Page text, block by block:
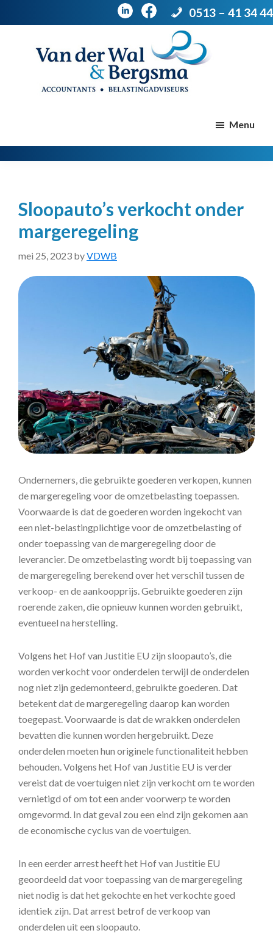
0513 – 41 34 44
Menu
Sloopauto’s verkocht onder
margeregeling
mei 25, 2023 byVDWB
Ondernemers, die gebruikte goederen verkopen, kunnen
de margeregeling voor de omzetbelasting toepassen.
Voorwaarde is dat de goederen worden ingekocht van
een niet-belastingplichtige voor de omzetbelasting of
onder toepassing van de margeregeling door de
leverancier. De omzetbelasting wordt bij toepassing van
de margeregeling berekend over het verschil tussen de
verkoop- en de aankoopprijs. Gebruikte goederen zijn
roerende zaken, die opnieuw kunnen worden gebruikt,
eventueel na herstelling.
Volgens het Hof van Justitie EU zijn sloopauto’s, die
worden verkocht voor onderdelen terwijl de onderdelen
nog niet zijn gedemonteerd, gebruikte goederen. Dat
betekent dat de margeregeling daarop kan worden
toegepast. Voorwaarde is dat de wrakken onderdelen
bevatten die kunnen worden hergebruikt. Deze
onderdelen moeten hun originele functionaliteit hebben
behouden. Volgens het Hof van Justitie EU is verder
vereist dat de voertuigen niet zijn verkocht om te worden
vernietigd of om tot een ander voorwerp te worden
omgevormd. In dat geval zou een eind zijn gekomen aan
de economische cyclus van de voertuigen.
In een eerder arrest heeft het Hof van Justitie EU
geoordeeld dat voor toepassing van de margeregeling
niet nodig is dat het gekochte en het verkochte goed
identiek zijn. Dat arrest betrof de verkoop van
onderdelen uit een sloopauto.